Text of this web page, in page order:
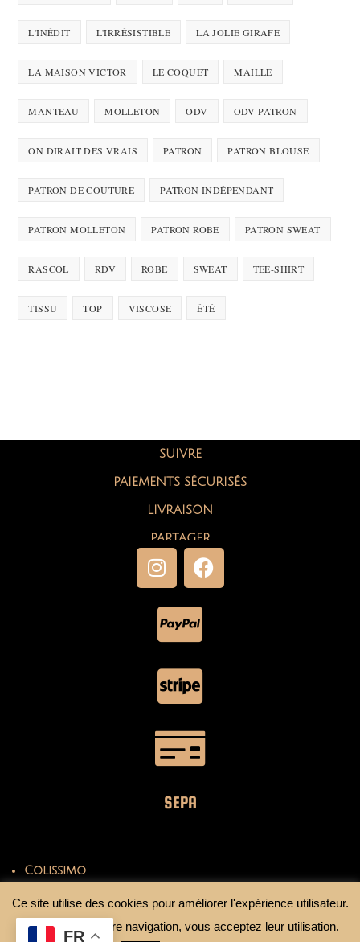
L'INÉDIT L'IRRÉSISTIBLE LA JOLIE GIRAFE
LA MAISON VICTOR LE COQUET MAILLE
MANTEAU MOLLETON ODV ODV PATRON
ON DIRAIT DES VRAIS PATRON PATRON BLOUSE
PATRON DE COUTURE PATRON INDÉPENDANT
PATRON MOLLETON PATRON ROBE PATRON SWEAT
RASCOL RDV ROBE SWEAT TEE-SHIRT
TISSU TOP VISCOSE ÉTÉ
SUIVRE
PAIEMENTS SÉCURISÉS
LIVRAISON
PARTAGER
SEPA
Colissimo
Ce site utilise des cookies pour améliorer l'expérience utilisateur.
En continuant votre navigation, vous acceptez leur utilisation.
FR